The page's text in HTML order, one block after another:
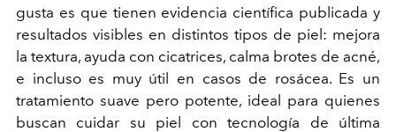
gusta es que tienen evidencia científica publicada y
resultados visibles en distintos tipos de piel: mejora
la textura, ayuda con cicatrices, calma brotes de acné,
e incluso es muy útil en casos de rosácea. Es un
tratamiento suave pero potente, ideal para quienes
buscan cuidar su piel con tecnología de última